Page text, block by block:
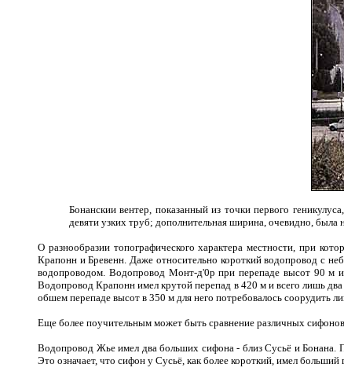
Бонанскии вентер, показанный из точки первого
девяти узких труб; дополнительная ширина, очевидно,
О разнообразии топографического характера местности, при
Крапонн и Бревенн. Даже относительно короткий водопровод с
водопроводом. Водопровод Монт-д'0р при перепаде высот 90 м
Водопровод Крапонн имел крутой перепад в 420 м и всего лишь
обшем перепаде высот в 350 м для него потребовалось соорудить
Еще более поучительным может быть сравнение различных
Водопровод Жье имел два больших сифона - близ Сусьё и
Это означает, что сифон у Сусьё, как более короткий, имел больший